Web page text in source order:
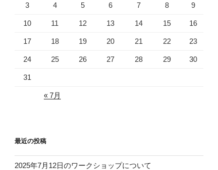
3 4 5 6 7 8 9
10 11 12 13 14 15 16
17 18 19 20 21 22 23
24 25 26 27 28 29 30
31
« 7月
最近の投稿
2025年7月12日のワークショップについて